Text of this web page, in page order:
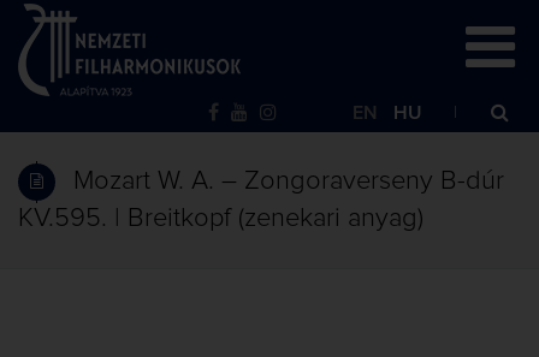
EN HU
Mozart W. A. – Zongoraverseny B-dúr
KV.595. | Breitkopf (zenekari anyag)